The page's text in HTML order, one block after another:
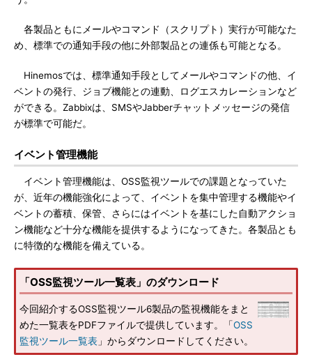
各製品ともにメールやコマンド（スクリプト）実行が可能なた
め、標準での通知手段の他に外部製品との連係も可能となる。
Hinemosでは、標準通知手段としてメールやコマンドの他、イ
ベントの発行、ジョブ機能との連動、ログエスカレーションなど
ができる。Zabbixは、SMSやJabberチャットメッセージの発信
が標準で可能だ。
イベント管理機能
イベント管理機能は、OSS監視ツールでの課題となっていた
が、近年の機能強化によって、イベントを集中管理する機能やイ
ベントの蓄積、保管、さらにはイベントを基にした自動アクショ
ン機能など十分な機能を提供するようになってきた。各製品とも
に特徴的な機能を備えている。
「OSS監視ツール一覧表」のダウンロード
今回紹介するOSS監視ツール6製品の監視機能をまと
めた一覧表をPDFファイルで提供しています。「OSS
監視ツール一覧表 」からダウンロードしてください。